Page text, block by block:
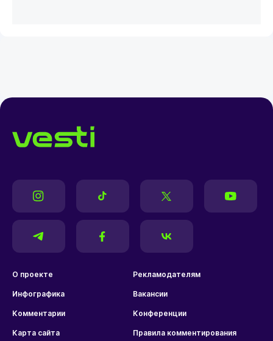
О проекте Рекламодателям
Инфографика Вакансии
Комментарии Конференции
Карта сайта Правила комментирования